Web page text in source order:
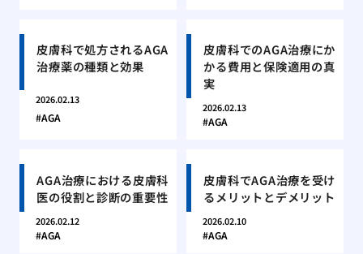
皮膚科で処方されるAGA
治療薬の種類と効果
2026.02.13
AGA
皮膚科でのAGA治療にか
かる費用と保険適用の真
実
2026.02.13
AGA
AGA治療における皮膚科
医の役割と診断の重要性
2026.02.12
AGA
皮膚科でAGA治療を受け
るメリットとデメリット
2026.02.10
AGA